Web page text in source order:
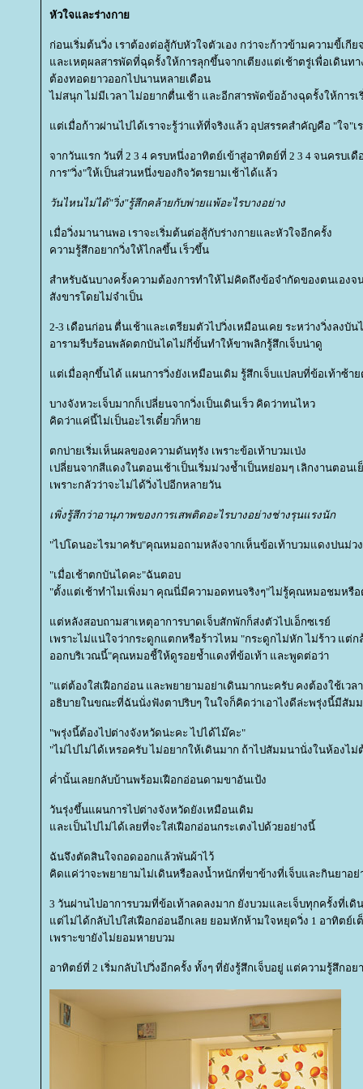
หัวใจและร่างกา
ก่อนเริ่มต้นวิ่ง เราต้องต่อสู้กับหัวใจตัวเอง กว่าจะก้าวข้ามความขี้เกีย
ละเหตุผลสารพัดที่ฉุดรั้งให้การลุกขึ้นจากเตียงแต่เช้าตรู่เพื่อเดินทา
ต้องทอดยาวออกไปนานหลายเดือน
ไม่สนุก ไม่มีเวลา ไม่อยากตื่นเช้า และอีกสารพัดข้ออ้างฉุดรั้งให้การ
ต่เมื่อก้าวผ่านไปได้เราจะรู้ว่าแท้ที่จริงแล้ว อุปสรรคสำคัญคือ "ใจ"เ
จากวันแรก วันที่ 2 3 4 ครบหนึ่งอาทิตย์เข้าสู่อาทิตย์ที่ 2 3 4 จนครบเดื
การ"วิ่ง"ให้เป็นส่วนหนึ่งของกิจวัตรยามเช้าได้แล้ว
วันไหนไม่ได้"วิ่ง"รู้สึกคล้ายกับพ่ายแพ้อะไรบางอย่าง
เมื่อวิ่งมานานพอ เราจะเริ่มต้นต่อสู้กับร่างกายและหัวใจอีกครั้ง
ความรู้สึกอยากวิ่งให้ไกลขึ้น เร็วขึ้น
สำหรับฉันบางครั้งความต้องการทำให้ไม่คิดถึงข้อจำกัดของตนเองจ
สังขารโดยไม่จำเป็น
2-3 เดือนก่อน ตื่นเช้าและเตรียมตัวไปวิ่งเหมือนเคย ระหว่างวิ่งลงบัน
อารามรีบร้อนพลัดตกบันไดไม่กี่ขั้นทำให้ขาพลิกรู้สึกเจ็บน่าดู
ต่เมื่อลุกขึ้นได้ แผนการวิ่งยังเหมือนเดิม รู้สึกเจ็บแปลบที่ข้อเท้าซ้า
บางจังหวะเจ็บมากก็เปลี่ยนจากวิ่งเป็นเดินเร็ว คิดว่าทนไหว
คิดว่าแค่นี้ไม่เป็นอะไรเดี๋ยวก็หา
ตกบ่ายเริ่มเห็นผลของความดันทุรัง เพราะข้อเท้าบวมเป่ง
เปลี่ยนจากสีแดงในตอนเช้าเป็นเริ่มม่วงช้ำเป็นหย่อมๆ เลิกงานตอนเ
เพราะกลัวว่าจะไม่ได้วิ่งไปอีกหลายวัน
เพิ่งรู้สึกว่าอานุภาพของการเสพติดอะไรบางอย่างช่างรุนแรงนัก
"ไปโดนอะไรมาครับ"คุณหมอถามหลังจากเห็นข้อเท้าบวมแดงปนม่ว
"เมื่อเช้าตกบันไดคะ"ฉันตอบ
"ตั้งแต่เช้าทำไมเพิ่งมา คุณนี่มีความอดทนจริงๆ"ไม่รู้คุณหมอชมหรื
ต่หลังสอบถามสาเหตุอาการบาดเจ็บสักพักก็ส่งตัวไปเอ็กซเรย์
เพราะไม่แน่ใจว่ากระดูกแตกหรือร้าวไหม "กระดูกไม่หัก ไม่ร้าว แต่
ออกบริเวณนี้"คุณหมอชี้ให้ดูรอยช้ำแดงที่ข้อเท้า และพูดต่อว่า
"แต่ต้องใส่เฝือกอ่อน และพยายามอย่าเดินมากนะครับ คงต้องใช้เว
อธิบายในขณะที่ฉันนั่งฟังตาปริบๆ ในใจก็คิดว่าเอาไงดีล่ะพรุ่งนี้มีสั
"พรุ่งนี้ต้องไปต่างจังหวัดน่ะคะ ไปได้ไม๊คะ"
"ไม่ไปไม่ได้เหรอครับ ไม่อยากให้เดินมาก ถ้าไปสัมมนานั่งในห้องไ
ค่ำนั้นเลยกลับบ้านพร้อมเฝือกอ่อนดามขาอันเป้ง
วันรุ่งขึ้นแผนการไปต่างจังหวัดยังเหมือนเดิม
ละเป็นไปไม่ได้เลยที่จะใส่เฝือกอ่อนกระเตงไปด้วยอย่างนี้
ฉันจึงตัดสินใจถอดออกแล้วพันผ้าไว้
คิดแค่ว่าจะพยายามไม่เดินหรือลงน้ำหนักที่ขาข้างที่เจ็บและกินยาอ
3 วันผ่านไปอาการบวมที่ข้อเท้าลดลงมาก ยังบวมและเจ็บทุกครั้งที่เดิน
ต่ไม่ได้กลับไปใส่เฝือกอ่อนอีกเลย ยอมหักห้ามใจหยุดวิ่ง 1 อาทิตย์เ
เพราะขายังไม่ยอมหายบวม
อาทิตย์ที่ 2 เริ่มกลับไปวิ่งอีกครั้ง ทั้งๆ ที่ยังรู้สึกเจ็บอยู่ แต่ความรู้สึกอย